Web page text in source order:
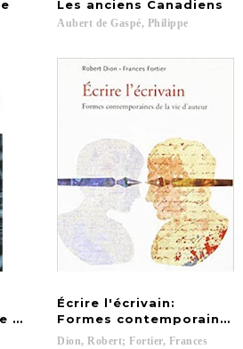
Les anciens Canadiens
Aubert de Gaspé, Philippe
du réel
Écrire l'écrivain:
Formes contemporaines
Dion, Robert; Fortier, Frances